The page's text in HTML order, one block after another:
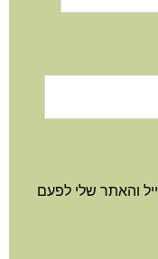
והאתר שלי לפעם